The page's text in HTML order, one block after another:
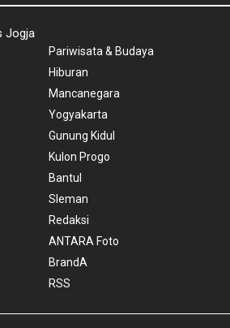
Jogja
Pariwisata & Budaya
Hiburan
Mancanegara
Yogyakarta
Gunung Kidul
Kulon Progo
Bantul
Sleman
Redaksi
ANTARA Foto
BrandA
RSS